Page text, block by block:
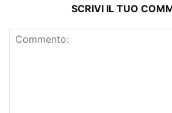
SCRIVI IL TUO